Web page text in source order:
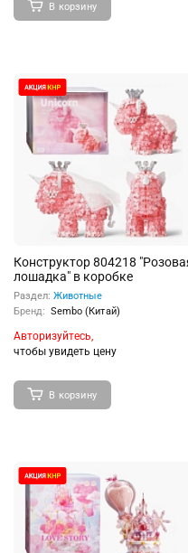
В корзину
Конструктор 804218
лошадка" в коробке
Раздел: Животные
Бренд: Sembo (Китай)
Авторизуйтесь,
чтобы увидеть цену
В корзину